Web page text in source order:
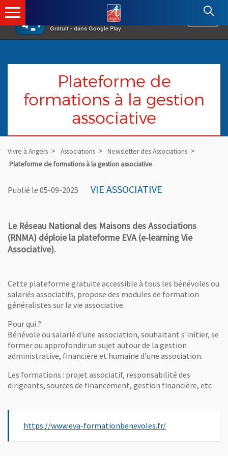
×
Gratuit - dans Google Play
Angers.fr : Retour à l'accueil
Plateforme de
formations à la gestion
associative
Vivre à Angers Associations
Newsletter des Associations
Plateforme de formations à la gestion associative
Publié le 05-09-2025 VIE ASSOCIATIVE
Le Réseau National des Maisons des Associations
(RNMA) déploie la plateforme EVA (e-learning Vie
Associative).
Cette plateforme gratuite accessible à tous les bénévoles ou
salariés associatifs, propose des modules de formation
généralistes sur la vie associative.
Pour qui ?
Bénévole ou salarié d'une association, souhaitant s'initier, se
former ou approfondir un sujet autour de la gestion
administrative, financière et humaine d'une association.
Les formations : projet associatif, responsabilité des
dirigeants, sources de financement, gestion financière, etc
https://www.eva-formationbenevoles.fr/, Ouvre une